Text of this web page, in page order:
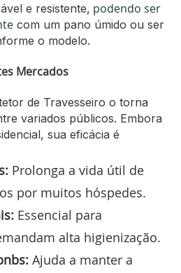
e resistente, podendo ser
com um pano úmido ou ser
o modelo.
Mercados
de Travesseiro o torna
variados públicos. Embora
sua eficácia é
Prolonga a vida útil de
por muitos hóspedes.
Essencial para
alta higienização.
Ajuda a manter a